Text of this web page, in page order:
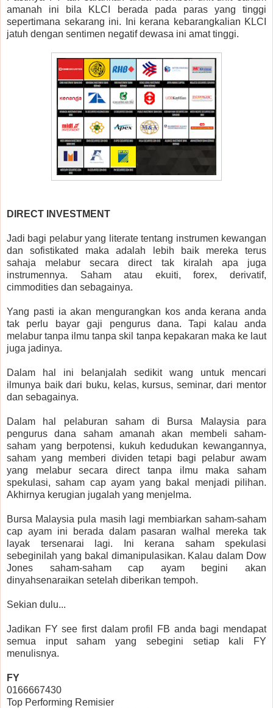
amanah ini bila KLCI berada pada paras yang tinggi
sepertimana sekarang ini. Ini kerana kebarangkalian KLCI
jatuh dengan sentimen negatif dewasa ini amat tinggi.
DIRECT INVESTMENT
Jadi bagi pelabur yang literate tentang instrumen kewangan
dan sofistikated maka adalah lebih baik mereka terus
sahaja melabur secara direct tak kiralah apa juga
instrumennya. Saham atau ekuiti, forex, derivatif,
cimmodities dan sebagainya.
Yang pasti ia akan mengurangkan kos anda kerana anda
tak perlu bayar gaji pengurus dana. Tapi kalau anda
melabur tanpa ilmu tanpa skil tanpa kepakaran maka ke laut
juga jadinya.
Dalam hal ini belanjalah sedikit wang untuk mencari
ilmunya baik dari buku, kelas, kursus, seminar, dari mentor
dan sebagainya.
Dalam hal pelaburan saham di Bursa Malaysia para
pengurus dana saham amanah akan membeli saham-
saham yang berpotensi, kukuh kedudukan kewangannya,
saham yang memberi dividen tetapi bagi pelabur awam
yang melabur secara direct tanpa ilmu maka saham
spekulasi, saham cap ayam yang bakal menjadi pilihan.
Akhirnya kerugian jugalah yang menjelma.
Bursa Malaysia pula masih lagi membiarkan saham-saham
cap ayam ini berada dalam pasaran walhal mereka tak
layak tersenarai lagi. Ini kerana saham spekulasi
sebeginilah yang bakal dimanipulasikan. Kalau dalam Dow
Jones saham-saham cap ayam begini akan
dinyahsenaraikan setelah diberikan tempoh.
Sekian dulu...
Jadikan FY see first dalam profil FB anda bagi mendapat
semua input saham yang sebegini setiap kali FY
menulisnya.
FY
0166667430
Top Performing Remisier